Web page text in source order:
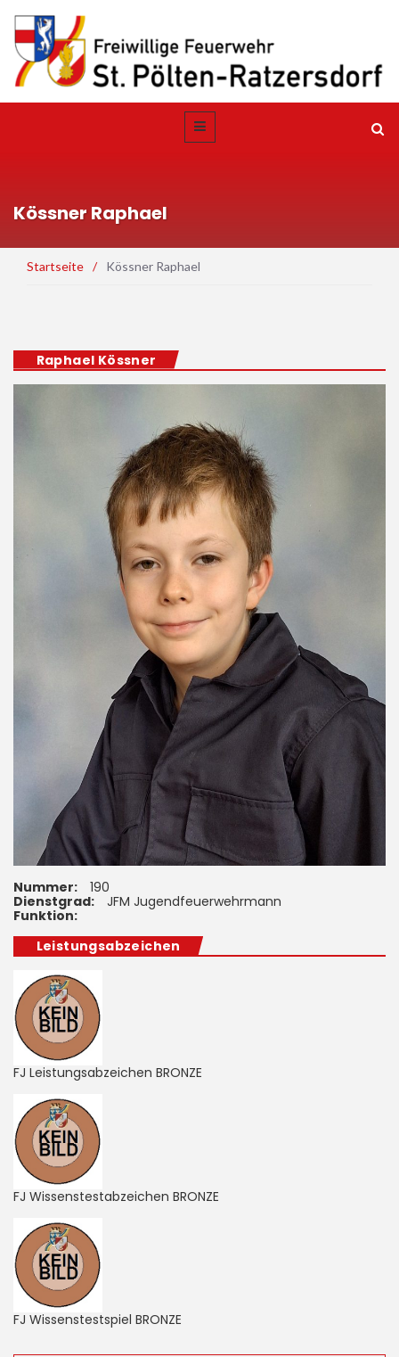
Kössner Raphael
Startseite / Kössner Raphael
Raphael Kössner
Nummer:
190
Dienstgrad:
JFM Jugendfeuerwehrmann
Funktion:
Leistungsabzeichen
FJ Leistungsabzeichen BRONZE
FJ Wissenstestabzeichen BRONZE
FJ Wissenstestspiel BRONZE